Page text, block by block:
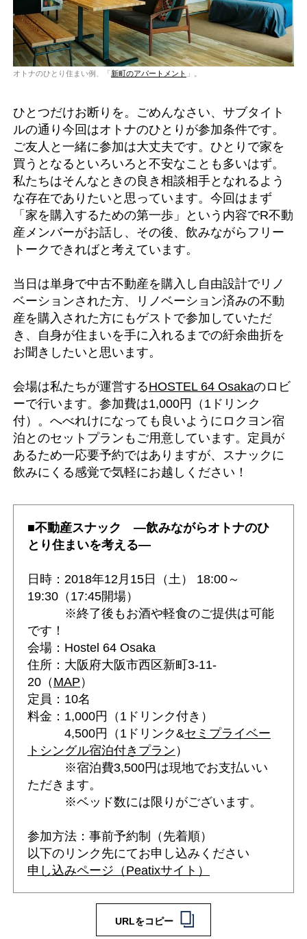
オトナのひとり住まい例、「新町のアパートメント 」。
ひとつだけお断りを。ごめんなさい、サブタイト
ルの通り今回はオトナのひとりが参加条件です。
ご友人と一緒に参加は大丈夫です。ひとりで家を
買うとなるといろいろと不安なことも多いはず。
私たちはそんなときの良き相談相手となれるよう
な存在でありたいと思っています。今回はまず
「家を購入するための第一歩」という内容でR不動
産メンバーがお話し、その後、飲みながらフリー
トークできればと考えています。
当日は単身で中古不動産を購入し自由設計でリノ
ベーションされた方、リノベーション済みの不動
産を購入された方にもゲストで参加していただ
き、自身が住まいを手に入れるまでの紆余曲折を
お聞きしたいと思います。
会場は私たちが運営するHOSTEL 64 Osakaのロビ
ーで行います。参加費は1,000円（1ドリンク
付）。へべれけになっても良いようにロクヨン宿
泊とのセットプランもご用意しています。定員が
あるため一応要予約ではありますが、スナックに
飲みにくる感覚で気軽にお越しください！
■不動産スナック ―飲みながらオトナのひ
とり住まいを考える―
日時：2018年12月15日（土） 18:00～
19:30（17:45開場）
※終了後もお酒や軽食のご提供は可能
です！
会場：Hostel 64 Osaka
住所：大阪府大阪市西区新町3-11-
20（MAP）
定員：10名
料金：1,000円（1ドリンク付き）
4,500円（1ドリンク&セミプライベー
トシングル宿泊付きプラン）
※宿泊費3,500円は現地でお支払いい
ただきます。
※ベッド数には限りがございます。
参加方法：事前予約制（先着順）
以下のリンク先にてお申し込みください
申し込みページ（Peatixサイト）
URLをコピー